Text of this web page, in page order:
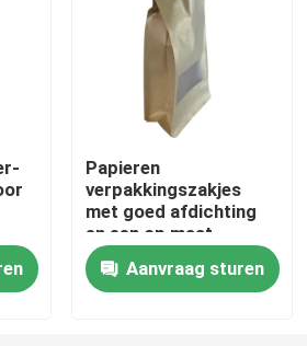
Verpakking
Papieren
verpakkingszakjes
met goed afdichting
en een op maat
gemaakt raamontwerp
Aanvraag sturen